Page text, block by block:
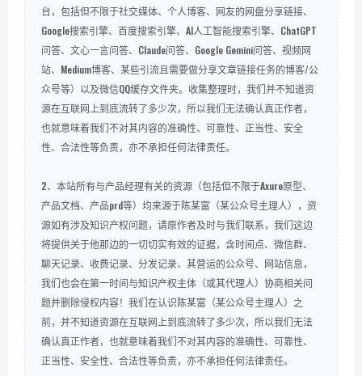
台，包括但不限于社交媒体、个人博客、网友的网盘分享链接、
Google搜索引擎、百度搜索引擎、AI人工智能搜索引擎、ChatGPT
问答、文心一言问答、Claude问答、Google Gemini问答、视频网
站、Medium博客、某些引流且需要做分享文章链接任务的博客/公
众号等）以及微信QQ缓存文件夹。收集整理时，我们并不知道资
源在互联网上到底流转了多少次，所以我们无法确认真正作者，
也就意味着我们不对其内容的准确性、可靠性、正当性、安全
性、合法性等负责，亦不承担任何法律责任。
2、本站所有与产品经理有关的资源（包括但不限于Axure原型、
产品文档、产品prd等）均来源于陈某富（某公众号主理人），资
源如有涉及知识产权问题，请原作者及时与我们联系，我们这边
将提供关于他那边的一切切实有效的证据，含时间点、微信群、
聊天记录、收费记录、分发记录、其营运的公众号、网站信息，
我们也会在第一时间与知识产权主体（或其代理人）协商相关问
题并删除侵权内容！我们在认识陈某富（某公众号主理人）之
前，并不知道资源在互联网上到底流转了多少次，所以我们无法
确认真正作者，也就意味着我们不对其内容的准确性、可靠性、
正当性、安全性、合法性等负责，亦不承担任何法律责任。